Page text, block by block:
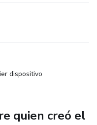
dispositivo
quien creó el